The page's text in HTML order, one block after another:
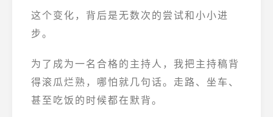
这个变化，背后是无数次的尝试和小小进
步。
为了成为一名合格的主持人，我把主持稿背
得滚瓜烂熟，哪怕就几句话。走路、坐车、
甚至吃饭的时候都在默背。